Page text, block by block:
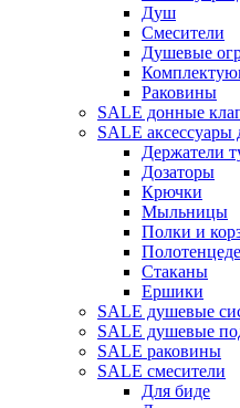
Душ
Смесители
Душевые
Раковины
SALE донные
SALE аксессуары
Держатели
Дозаторы
Крючки
Мыльницы
Полки и
Стаканы
Ершики
SALE душевые
SALE душевые
SALE раковины
SALE смесители
Для биде